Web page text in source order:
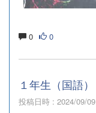
0 0
１年生（国語）
投稿日時 : 2024/09/09